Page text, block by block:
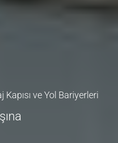
ve Yol Bariyerleri